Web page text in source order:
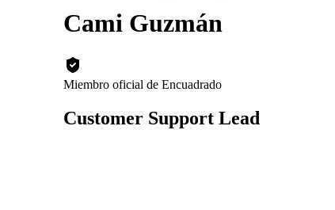
Cami Guzmán
Miembro oficial de Encuadrado
Customer Support Lead